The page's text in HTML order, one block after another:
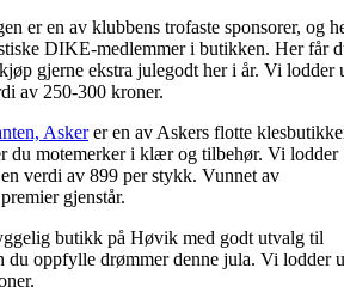
er en av klubbens trofaste sponsorer, og
DIKE-medlemmer i butikken. Her får
gjerne ekstra julegodt her i år. Vi lodder
av 250-300 kroner.
Askerer en av Askers flotte
du motemerker i klær og tilbehør. Vi lodder
verdi av 899 per stykk. Vunnet av
gjenstår.
butikk på Høvik med godt utvalg til
du oppfylle drømmer denne jula. Vi lodder